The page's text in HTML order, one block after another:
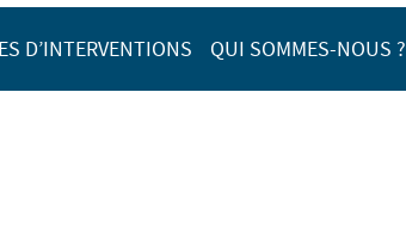
D’INTERVENTIONS QUI SOMMES-NOUS ?